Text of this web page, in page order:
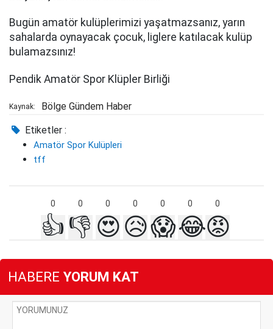
Bugün amatör kulüplerimizi yaşatmazsanız, yarın
sahalarda oynayacak çocuk, liglere katılacak kulüp
bulamazsınız!
Pendik Amatör Spor Klüpler Birliği
Kaynak: Bölge Gündem Haber
Etiketler :
Amatör Spor Kulüpleri
tff
0 0 0 0 0 0 0
👍 👎 😍😥😱😂😡
HABERE YORUM KAT